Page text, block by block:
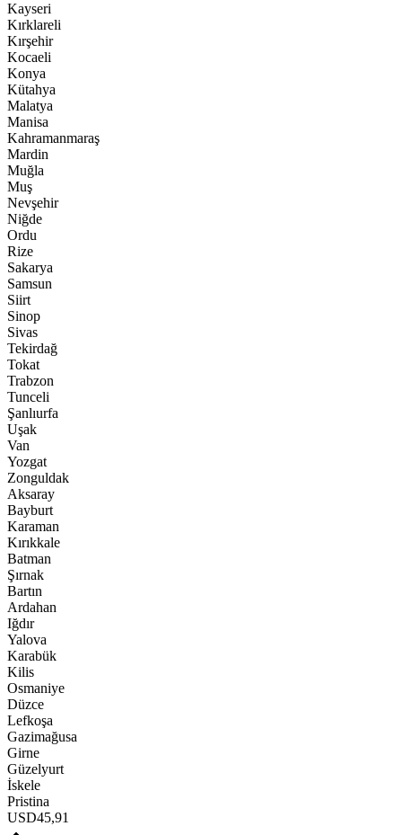
Kayseri
Kırklareli
Kırşehir
Kocaeli
Konya
Kütahya
Malatya
Manisa
Kahramanmaraş
Mardin
Muğla
Muş
Nevşehir
Niğde
Ordu
Rize
Sakarya
Samsun
Siirt
Sinop
Sivas
Tekirdağ
Tokat
Trabzon
Tunceli
Şanlıurfa
Uşak
Van
Yozgat
Zonguldak
Aksaray
Bayburt
Karaman
Kırıkkale
Batman
Şırnak
Bartın
Ardahan
Iğdır
Yalova
Karabük
Kilis
Osmaniye
Düzce
Lefkoşa
Gazimağusa
Girne
Güzelyurt
İskele
Pristina
USD45,91